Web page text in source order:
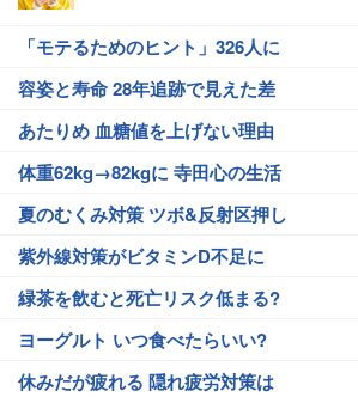
「モテるためのヒント」326人に
容姿と寿命 28年追跡で見えた差
あたりめ 血糖値を上げない理由
体重62kg→82kgに 寺田心の生活
夏のむくみ対策 ツボ&反射区押し
紫外線対策がビタミンD不足に
緑茶を飲むと死亡リスク低まる?
ヨーグルト いつ食べたらいい?
休みだが疲れる 隠れ疲労対策は